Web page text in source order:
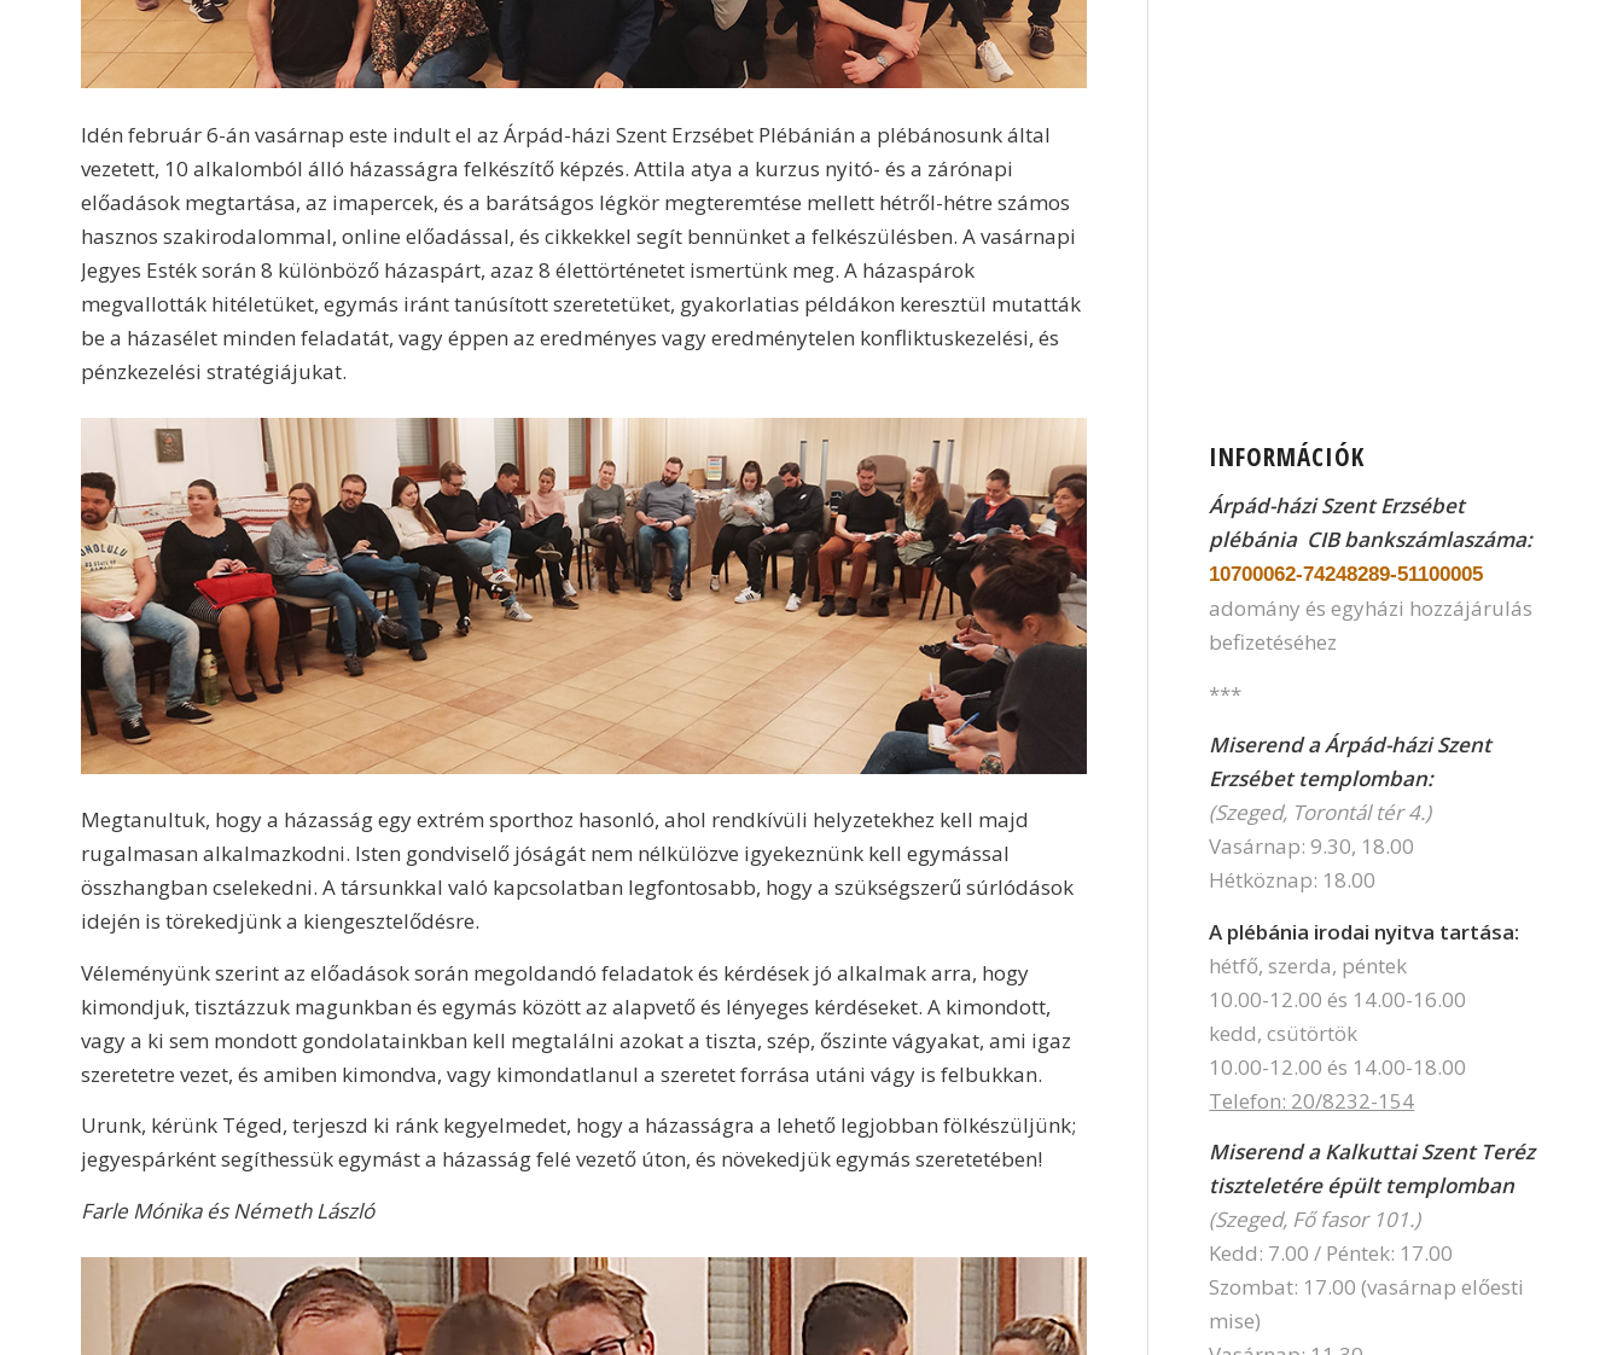
Idén február 6-án vasárnap este indult el az Árpád-házi Szent Erzsébet Plébánián a plébánosunk által
vezetett, 10 alkalomból álló házasságra felkészítő képzés. Attila atya a kurzus nyitó- és a zárónapi
előadások megtartása, az imapercek, és a barátságos légkör megteremtése mellett hétről-hétre számos
hasznos szakirodalommal, online előadással, és cikkekkel segít bennünket a felkészülésben. A vasárnapi
Jegyes Esték során 8 különböző házaspárt, azaz 8 élettörténetet ismertünk meg. A házaspárok
megvallották hitéletüket, egymás iránt tanúsított szeretetüket, gyakorlatias példákon keresztül mutatták
be a házasélet minden feladatát, vagy éppen az eredményes vagy eredménytelen konfliktuskezelési, és
pénzkezelési stratégiájukat.
Megtanultuk, hogy a házasság egy extrém sporthoz hasonló, ahol rendkívüli helyzetekhez kell majd
rugalmasan alkalmazkodni. Isten gondviselő jóságát nem nélkülözve igyekeznünk kell egymással
összhangban cselekedni. A társunkkal való kapcsolatban legfontosabb, hogy a szükségszerű súrlódások
idején is törekedjünk a kiengesztelődésre.
Véleményünk szerint az előadások során megoldandó feladatok és kérdések jó alkalmak arra, hogy
kimondjuk, tisztázzuk magunkban és egymás között az alapvető és lényeges kérdéseket. A kimondott,
vagy a ki sem mondott gondolatainkban kell megtalálni azokat a tiszta, szép, őszinte vágyakat, ami igaz
szeretetre vezet, és amiben kimondva, vagy kimondatlanul a szeretet forrása utáni vágy is felbukkan.
Urunk, kérünk Téged, terjeszd ki ránk kegyelmedet, hogy a házasságra a lehető legjobban fölkészüljünk;
jegyespárként segíthessük egymást a házasság felé vezető úton, és növekedjük egymás szeretetében!
Farle Mónika és Németh László
INFORMÁCIÓK
Árpád-házi Szent Erzsébet
plébánia CIBbankszámlaszáma:
10700062-74248289-51100005
adomány és egyházi hozzájárulás
befizetéséhez
***
Miserend a Árpád-házi Szent
Erzsébet templomban:
(Szeged, Torontál tér 4.)
Vasárnap: 9.30, 18.00
Hétköznap: 18.00
A plébánia irodai nyitva tartása:
hétfő, szerda, péntek
10.00-12.00 és 14.00-16.00
kedd, csütörtök
10.00-12.00 és 14.00-18.00
Telefon: 20/8232-154
Miserend a Kalkuttai Szent Teréz
tiszteletére épült templomban
(Szeged, Fő fasor 101.)
Kedd: 7.00 / Péntek: 17.00
Szombat: 17.00 (vasárnap előesti
mise)